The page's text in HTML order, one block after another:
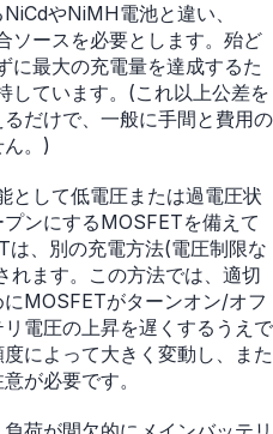
やNiMH電池と違い、
ソースを必要とします。殆ど
に最大の充電量を達成するた
しています。(これ以上公差を
だけで、一般に手間と費用の
。)
として低電圧または過電圧状
ンにするMOSFETを備えて
、別の充電方法(電圧制限な
れます。この方法では、適切
MOSFETがターンオン/オフ
電圧の上昇を遅くするうえで
によって大きく変動し、また
が必要です。